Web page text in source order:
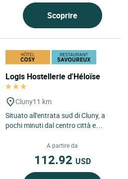
Scoprire
Logis Hostellerie d'Héloïse
Cluny11 km
Situato all'entrata sud di Cluny, a
pochi minuti dal centro città e
della via verde,...A partire da
112.92 USD